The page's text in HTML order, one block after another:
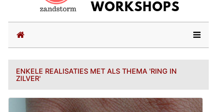
(current)
ENKELE REALISATIES MET ALS THEMA 'RING IN
ZILVER'